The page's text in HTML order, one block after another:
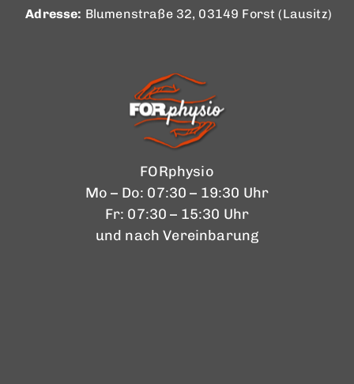
Adresse: Blumenstraße 32, 03149 Forst (Lausitz)
FORphysio
Mo – Do: 07:30 – 19:30 Uhr
Fr: 07:30 – 15:30 Uhr
und nach Vereinbarung